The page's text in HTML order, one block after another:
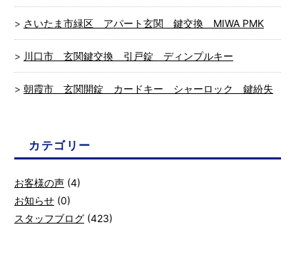
さいたま市緑区 アパート玄関 鍵交換 MIWA PMK
川口市 玄関鍵交換 引戸錠 ディンプルキー
朝霞市 玄関開錠 カードキー シャーロック 鍵紛失
カテゴリー
お客様の声 (4)
お知らせ (0)
スタッフブログ (423)